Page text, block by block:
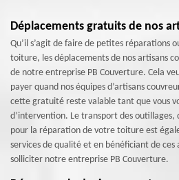
Déplacements gratuits de nos
Qu’il s’agit de faire de petites réparations
toiture, les déplacements de nos artisans
de notre entreprise PB Couverture. Cela
payer quand nos équipes d’artisans
cette gratuité reste valable tant que vous
d’intervention. Le transport des outillages,
pour la réparation de votre toiture est
services de qualité et en bénéficiant de ces
solliciter notre entreprise PB Couverture.